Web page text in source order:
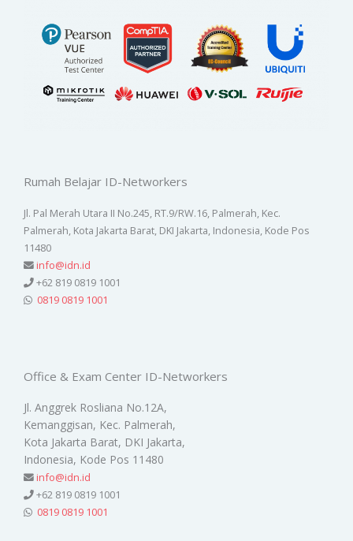
Rumah Belajar ID-Networkers
Jl. Pal Merah Utara II No.245, RT.9/RW.16, Palmerah, Kec.
Palmerah, Kota Jakarta Barat, DKI Jakarta, Indonesia, Kode Pos
11480
info@idn.id
+62 819 0819 1001
0819 0819 1001
Office & Exam Center ID-Networkers
Jl. Anggrek Rosliana No.12A,
Kemanggisan, Kec. Palmerah,
Kota Jakarta Barat, DKI Jakarta,
Indonesia, Kode Pos 11480
info@idn.id
+62 819 0819 1001
0819 0819 1001